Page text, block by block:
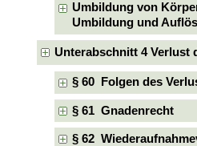
Umbildung von
Umbildung und
Unterabschnitt 4 Verlust
§ 60 Folgen des
§ 61 Gnadenrecht
§ 62